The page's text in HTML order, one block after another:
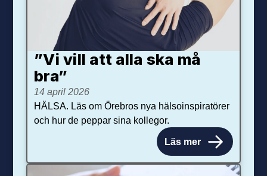
”Vi vill att alla ska må
bra”
14 april 2026
HÄLSA. Läs om Örebros nya hälsoinspiratörer
och hur de peppar sina kollegor.
Läs mer